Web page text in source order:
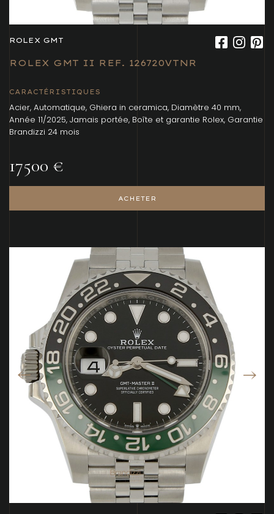
ROLEX GMT
ROLEX GMT II REF. 126720VTNR
CARACTÉRISTIQUES
Acier, Automatique, Ghiera in ceramica, Diamètre 40 mm,
Année 11/2025, Jamais portée, Boîte et garantie Rolex, Garantie
Brandizzi 24 mois
17500 €
ACHETER